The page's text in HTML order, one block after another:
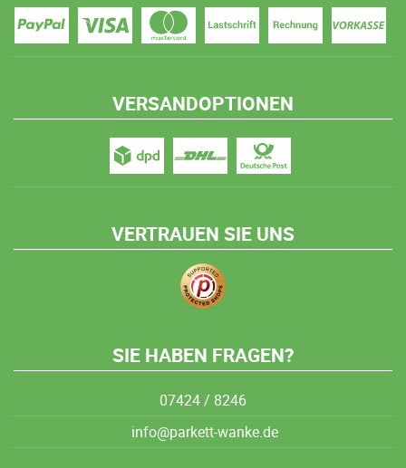
VERSANDOPTIONEN
VERTRAUEN SIE UNS
SIE HABEN FRAGEN?
07424 / 8246
info@parkett-wanke.de